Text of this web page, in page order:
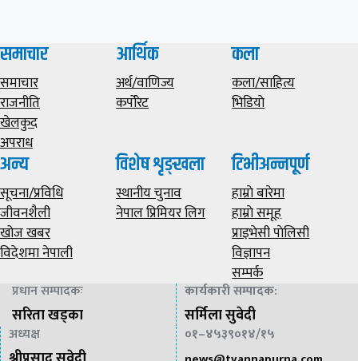
समाचार
समाचार
राजनीति
खेलकुद
अपराध
आर्थिक
अर्थ/वाणिज्य
कर्पोरेट
कला
कला/साहित्य
भिडियाे
अन्य
सूचना/प्रविधि
जीवनशैली
खोज खबर
विदेशमा नेपाली
विशेष शृङ्खला
स्थानीय चुनाव
नेपाल प्रिमियर लिग
टिभीअन्नपूर्ण
हाम्राे बारेमा
हाम्राे समूह
प्राइभेसी पाेलिसी
विज्ञापन
सम्पर्क
प्रधान सम्पादकः
सरिता खड्का
कार्यकारी सम्पादक:
सर्मिला सुवेदी
अध्यक्ष ०१–४५३९०१४/१५